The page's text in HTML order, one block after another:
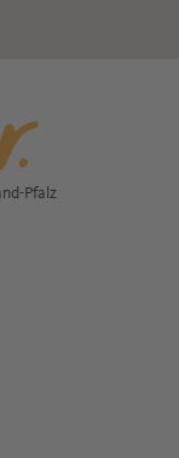
Pfalz